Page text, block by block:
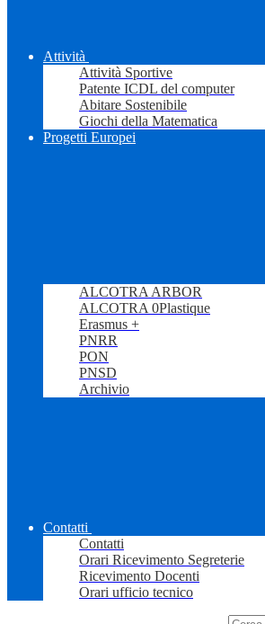
Attività
Attività Sportive
Patente ICDL del computer
Abitare Sostenibile
Giochi della Matematica
Progetti Europei
ALCOTRA ARBOR
ALCOTRA 0Plastique
Erasmus +
PNRR
PON
PNSD
Archivio
Contatti
Contatti
Orari Ricevimento Segreterie
Ricevimento Docenti
Orari ufficio tecnico